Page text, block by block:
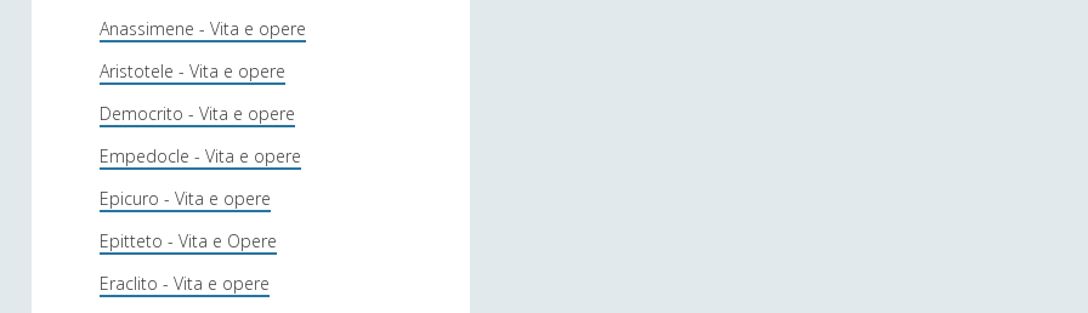
Anassimene - Vita e opere
Aristotele - Vita e opere
Democrito - Vita e opere
Empedocle - Vita e opere
Epicuro - Vita e opere
Epitteto - Vita e Opere
Eraclito - Vita e opere